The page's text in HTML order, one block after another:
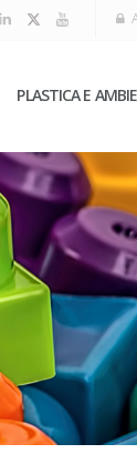
PLASTICA E